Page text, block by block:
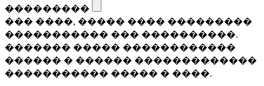
���������
��� ����, ����� ���� ���������
����������� ��� ����������.
������� ����� ������������
������ � ������ �������������
����������� ����� � ����.